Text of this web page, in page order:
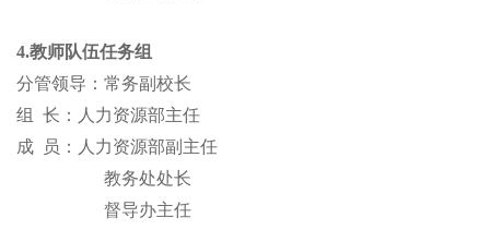
4.教师队伍任务组
分管领导：常务副校长
组 长：人力资源部主任
成
员：人力资源部副主任
教务处处长
督导办主任